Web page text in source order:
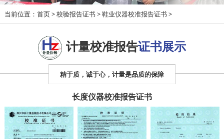
当前位置： 首页> 校验报告证书 > 鞋业仪器校准报告证书 >
计量校准报告证书展示
精于质，诚于心，计量是品质的保障
长度仪器校准报告证书